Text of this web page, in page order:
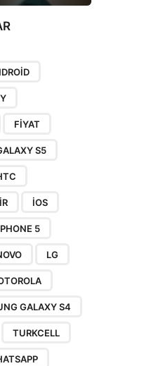
FIYAT
S5
IOS
5
LG
GALAXY S4
TURKCELL